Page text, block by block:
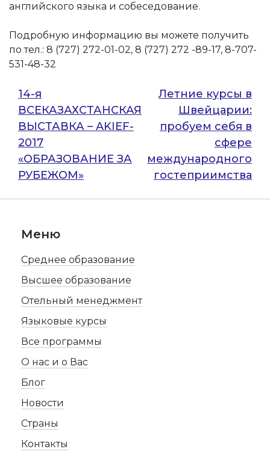
английского языка и собеседование.
Подробную информацию вы можете получить
по тел.: 8 (727) 272-01-02, 8 (727) 272 -89-17, 8-707-
531-48-32
Навигация
по
записям
14-я
ВСЕКАЗАХСТАНСКАЯ
ВЫСТАВКА – AKIEF-
2017
«ОБРАЗОВАНИЕ ЗА
РУБЕЖОМ»
Летние курсы в
Швейцарии:
пробуем себя в
сфере
международного
гостеприимства
Меню
Среднее образование
Высшее образование
Отельный менеджмент
Языковые курсы
Все программы
О нас и о Вас
Блог
Новости
Страны
Контакты